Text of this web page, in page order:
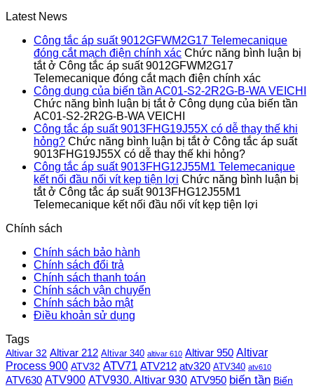
Latest News
Công tắc áp suất 9012GFWM2G17 Telemecanique
đóng cắt mạch điện chính xác Chức năng bình luận bị
tắtở Công tắc áp suất 9012GFWM2G17
Telemecanique đóng cắt mạch điện chính xác
Công dụng của biến tần AC01-S2-2R2G-B-WA VEICHI
Chức năng bình luận bị tắtở Công dụng của biến tần
AC01-S2-2R2G-B-WA VEICHI
Công tắc áp suất 9013FHG19J55X có dễ thay thế khi
hỏng? Chức năng bình luận bị tắtở Công tắc áp suất
9013FHG19J55X có dễ thay thế khi hỏng?
Công tắc áp suất 9013FHG12J55M1 Telemecanique
kết nối đầu nối vít kẹp tiện lợi Chức năng bình luận bị
tắtở Công tắc áp suất 9013FHG12J55M1
Telemecanique kết nối đầu nối vít kẹp tiện lợi
Chính sách
Chính sách bảo hành
Chính sách đổi trả
Chính sách thanh toán
Chính sách vận chuyển
Chính sách bảo mật
Điều khoản sử dụng
Tags
Altivar 32 Altivar 212 Altivar 340 altivar 610 Altivar 950 Altivar
Process 900 ATV32 ATV71 ATV212 atv320 ATV340 atv610
ATV630 ATV900 ATV930. Altivar 930 ATV950 biến tần Biến